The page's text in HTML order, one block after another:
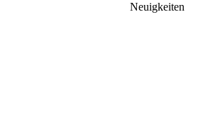
Neuigkeiten